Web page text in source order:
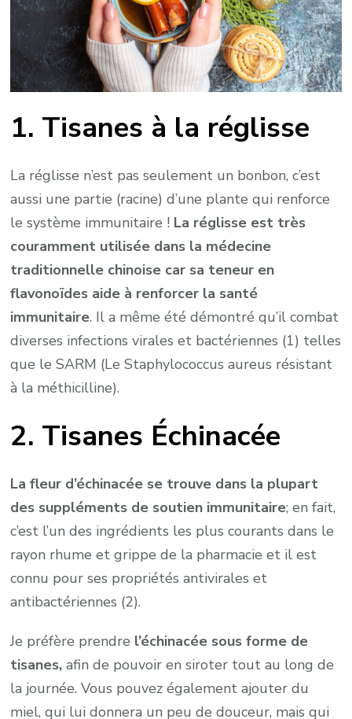
1. Tisanes à la réglisse
La réglisse n’est pas seulement un bonbon, c’est
aussi une partie (racine) d’une plante qui renforce
le système immunitaire ! La réglisse est très
couramment utilisée dans la médecine
traditionnelle chinoise car sa teneur en
flavonoïdes aide à renforcer la santé
immunitaire. Il a même été démontré qu’il combat
diverses infections virales et bactériennes (1) telles
que le SARM (Le Staphylococcus aureus résistant
à la méthicilline).
2. Tisanes Échinacée
La fleur d’échinacée se trouve dans la plupart
des suppléments de soutien immunitaire; en fait,
c’est l’un des ingrédients les plus courants dans le
rayon rhume et grippe de la pharmacie et il est
connu pour ses propriétés antivirales et
antibactériennes (2).
Je préfère prendre l’échinacée sous forme de
tisanes,afin de pouvoir en siroter tout au long de
la journée. Vous pouvez également ajouter du
miel, qui lui donnera un peu de douceur, mais qui